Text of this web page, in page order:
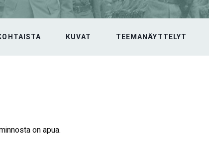
KUVAT TEEMANÄYTTELYT
on apua.